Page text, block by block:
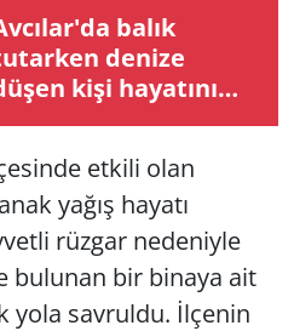
balık
denize
kişi hayatını
etkili olan
yağış hayatı
rüzgar nedeniyle
bulunan bir binaya ait
yola savruldu. İlçenin